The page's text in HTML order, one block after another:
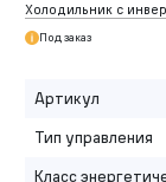
Холодильник с
Под заказ
Артикул
Тип управления
Класс